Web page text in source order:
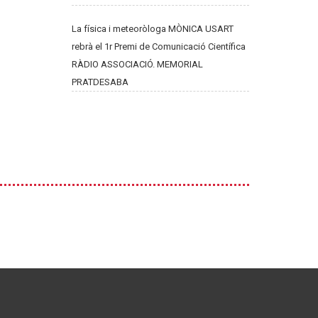
La física i meteoròloga MÒNICA USART
rebrà el 1r Premi de Comunicació Científica
RÀDIO ASSOCIACIÓ. MEMORIAL
PRATDESABA